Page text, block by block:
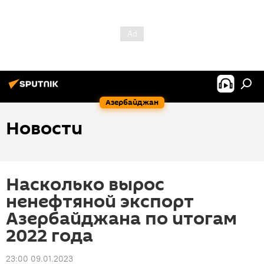
Азербайджан
Новости
Насколько вырос
ненефтяной экспорт
Азербайджана по итогам
2022 года
23:00 09.01.2023